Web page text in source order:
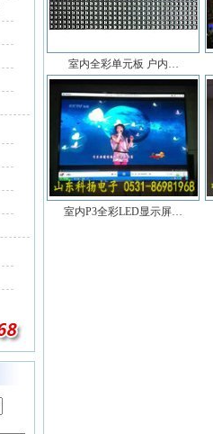
室内全彩单元板 户内…
室内P3全彩LED显示屏…